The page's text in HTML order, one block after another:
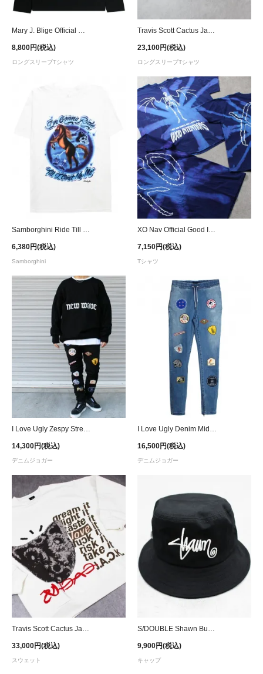
8,800円(税込)
ロングスリーブTシャツ
23,100円(税込)
ロングスリーブTシャツ
6,380円(税込)
Samborghini
7,150円(税込)
Tシャツ
14,300円(税込)
デニムジョガー
16,500円(税込)
デニムジョガー
33,000円(税込)
スウェット
9,900円(税込)
キャップ